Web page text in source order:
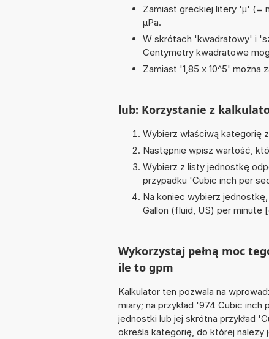
Zamiast greckiej litery 'µ' (=
µPa.
W skrótach 'kwadratowy' i
Centymetry kwadratowe
Zamiast '1,85 x 10^5' można
lub: Korzystanie z
Wybierz właściwą kategorię
Następnie wpisz wartość,
Wybierz z listy jednostkę
przypadku 'Cubic inch per
Na koniec wybierz
Gallon (fluid, US) per minute
Wykorzystaj pełną moc
ile to gpm
Kalkulator ten pozwala na
miary; na przykład '974 Cubic
jednostki lub jej skrótna przykład
określa kategorię, do której